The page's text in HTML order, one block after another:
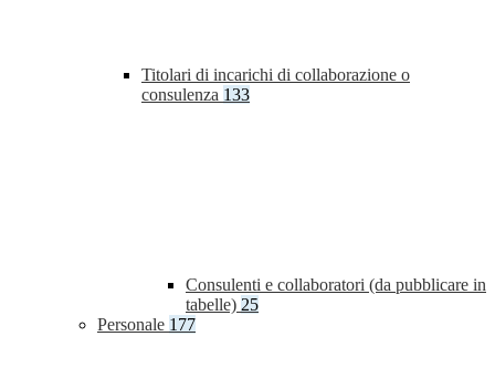
Titolari di incarichi di collaborazione o
consulenza 133
Consulenti e collaboratori (da pubblicare in
tabelle) 25
Personale 177